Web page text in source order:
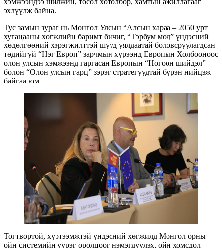
эхлүүлж байна.
Тус замын зураг нь Монгол Улсын “Алсын хараа – 2050 урт
хугацааны хөгжлийн баримт бичиг, “Тэрбум мод” үндэсний
хөдөлгөөний хэрэгжилттэй шууд уялдаатай боловсруулагдсан
төдийгүй “Нэг Европ” зарчмын хүрээнд Европын Холбооноос
олон улсын хэмжээнд гаргасан Европын “Ногоон шийдэл”
болон “Олон улсын гарц” зэрэг стратегуудтай бүрэн нийцэж
байгаа юм.
Тогтвортой, хүртээмжтэй үндэсний хөгжилд Монгол орны
ойн системийн үүрэг оролцоог нэмэгдүүлэх, ойн хомсдол